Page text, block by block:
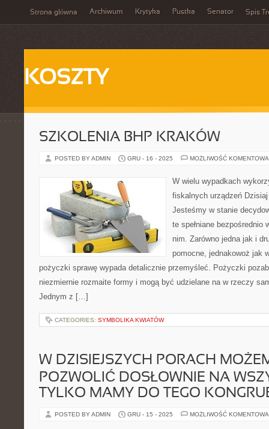
Strona główna Archiwum Krytyka Pustka Senator Spis
KOSZTY
SZKOLENIA BHP KRAKÓW
POSTED BY ADMIN GRU - 16 - 2025 MOŻLIWOŚĆ
W wielu wypadkach
fiskalnych urządzeń
Jesteśmy w stanie
te spełniane bezpośrednio
nim. Zarówno jedna jak i
pomocne, jednakowoż jak
pożyczki sprawę wypada detalicznie przemyśleć. Pożyczki
niezmiernie rozmaite formy i mogą być udzielane na w rzeczy
Jednym z […]
CATEGORIES: SYMBOLIKA KWIATÓW
W DZISIEJSZYCH PORACH
POZWOLIĆ DOSŁOWNIE NA
TYLKO MAMY DO TEGO
POSTED BY ADMIN GRU - 15 - 2025 MOŻLIWOŚĆ